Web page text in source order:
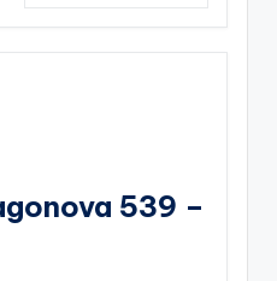
539 –